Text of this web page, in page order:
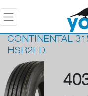
CONTINENTAL
HSR2ED